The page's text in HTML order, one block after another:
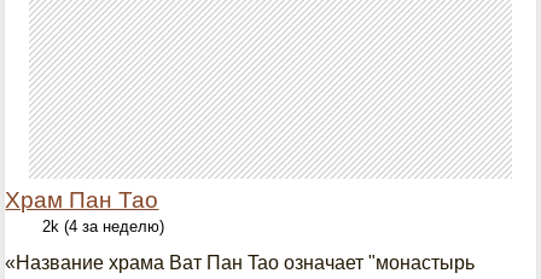
Храм Пан Тао
2k (4 за неделю)
«Название храма Ват Пан Tao означает "монастырь